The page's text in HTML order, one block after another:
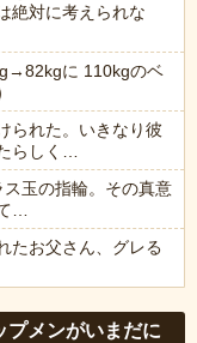
絶対に考えられな
に 110kgのベ
られた。いきなり彼
らしく…
玉の指輪。その真意
…
たお父さん、グレる
プメンがいまだに